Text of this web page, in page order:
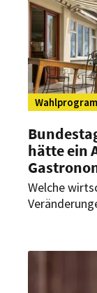
Deutschland
hätte ein
Welche
gravierende
gesamten